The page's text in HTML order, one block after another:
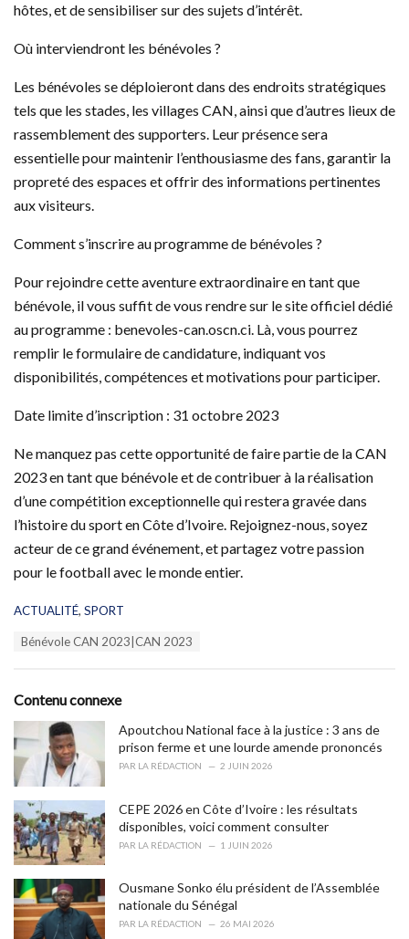
hôtes, et de sensibiliser sur des sujets d’intérêt.
Où interviendront les bénévoles ?
Les bénévoles se déploieront dans des endroits stratégiques
tels que les stades, les villages CAN, ainsi que d’autres lieux de
rassemblement des supporters. Leur présence sera
essentielle pour maintenir l’enthousiasme des fans, garantir la
propreté des espaces et offrir des informations pertinentes
aux visiteurs.
Comment s’inscrire au programme de bénévoles ?
Pour rejoindre cette aventure extraordinaire en tant que
bénévole, il vous suffit de vous rendre sur le site officiel dédié
au programme : benevoles-can.oscn.ci. Là, vous pourrez
remplir le formulaire de candidature, indiquant vos
disponibilités, compétences et motivations pour participer.
Date limite d’inscription : 31 octobre 2023
Ne manquez pas cette opportunité de faire partie de la CAN
2023 en tant que bénévole et de contribuer à la réalisation
d’une compétition exceptionnelle qui restera gravée dans
l’histoire du sport en Côte d’Ivoire. Rejoignez-nous, soyez
acteur de ce grand événement, et partagez votre passion
pour le football avec le monde entier.
C
o
r
i
e
s
:
ACTUALITÉ, SPORT
:
Bénévole CAN 2023|CAN 2023
Contenu connexe
Apoutchou National face à la justice : 3 ans de
prison ferme et une lourde amende prononcés
PAR LA RÉDACTION 2 JUIN 2026
CEPE 2026 en Côte d’Ivoire : les résultats
disponibles, voici comment consulter
PAR LA RÉDACTION 1 JUIN 2026
Ousmane Sonko élu président de l’Assemblée
nationale du Sénégal
PAR LA RÉDACTION 26 MAI 2026